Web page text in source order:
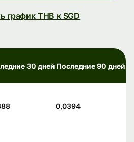
график THB к SGD
30 дней Последние 90 дней
0,0394